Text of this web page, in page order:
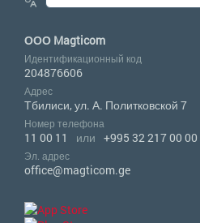
ООО Magticom
Идентификационный код
204876606
Адрес
Тбилиси, ул. А. Политковской 7
Номер телефона
11 00 11 или +995 32 217 00 00
Эл. адрес
office@magticom.ge